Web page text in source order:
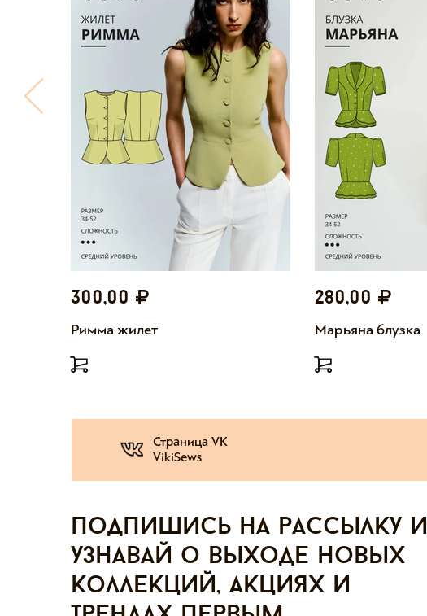
300,00
Римма жилет
280,00
Марьяна блузка
Страница VK
VikiSews
Подпишись на рассылку и
узнавай о выходе новых
коллекций, акциях и